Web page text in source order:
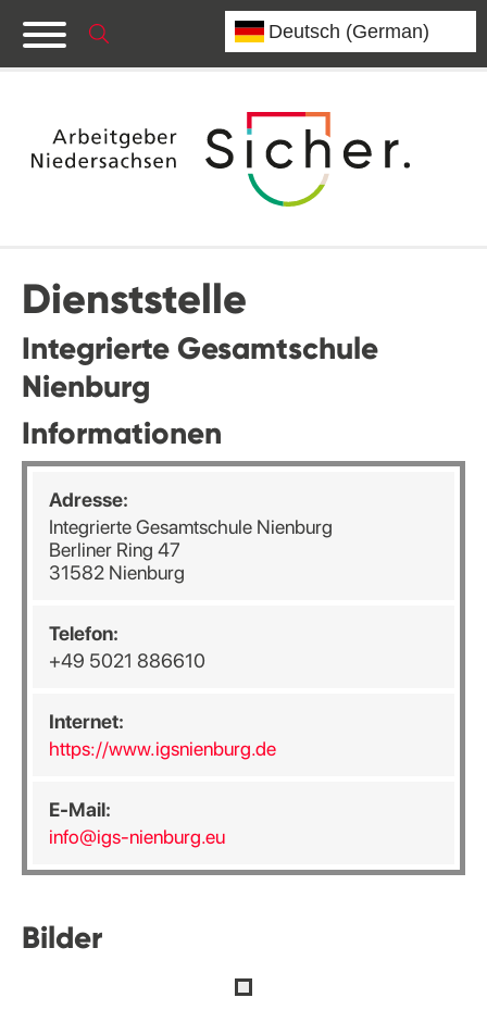
Dienststelle
Integrierte Gesamtschule
Nienburg
Informationen
Adresse:
Integrierte Gesamtschule Nienburg
Berliner Ring 47
31582 Nienburg
Telefon:
+49 5021 886610
Internet:
https://www.igsnienburg.de
E-Mail:
info@igs-nienburg.eu
Bilder